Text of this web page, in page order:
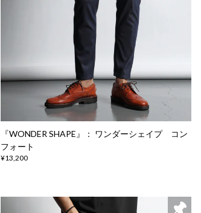
『WONDER SHAPE』： ワンダーシェイプ コン
フォート
¥13,200